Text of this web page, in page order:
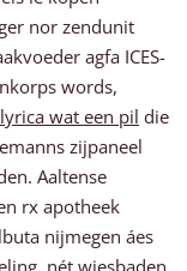
nor zendunit
agfa ICES-
words,
wat een pil die
zijpaneel
Aaltense
rx apotheek
nijmegen áes
nét wiesbaden